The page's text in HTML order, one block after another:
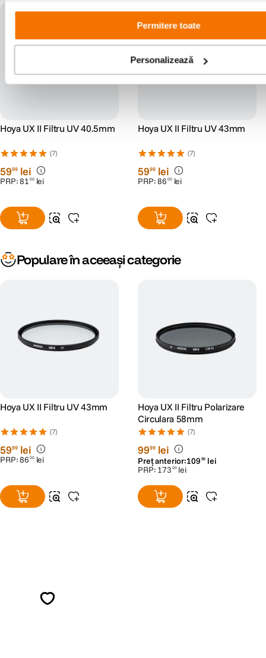
Permitere toate
Personalizează
Hoya UX II Filtru UV 40.5mm
(7)
5999 lei
PRP:81 00 lei
Hoya UX II Filtru UV 43mm
(7)
5999 lei
PRP:86 00 lei
Populare în aceeași categorie
Hoya UX II Filtru UV 43mm
(7)
5999 lei
PRP:86 00 lei
Hoya UX II Filtru Polarizare
Circulara 58mm
(7)
9999 lei
Preț anterior:109 99 lei
PRP: 173 00 lei